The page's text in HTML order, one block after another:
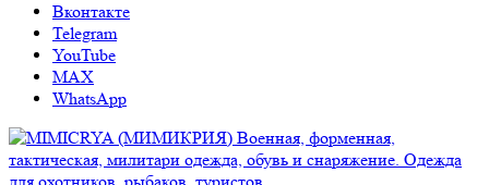
Вконтакте
Telegram
YouTube
MAX
WhatsApp